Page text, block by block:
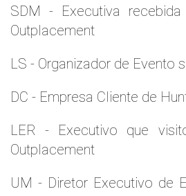
SDM - Executiva
Outplacement
LS - Organizador de Evento
DC - Empresa Cliente de
LER - Executivo que
Outplacement
UM - Diretor Executivo de